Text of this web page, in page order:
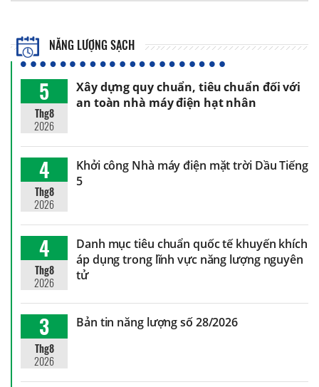
NĂNG LƯỢNG SẠCH
5
Thg8
2026
Xây dựng quy chuẩn, tiêu chuẩn đối với
an toàn nhà máy điện hạt nhân
4
Thg8
2026
Khởi công Nhà máy điện mặt trời Dầu Tiếng
5
4
Thg8
2026
Danh mục tiêu chuẩn quốc tế khuyến khích
áp dụng trong lĩnh vực năng lượng nguyên
tử
3
Thg8
2026
Bản tin năng lượng số 28/2026